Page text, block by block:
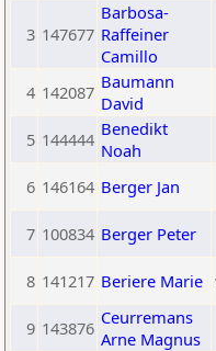
3 147677
Barbosa-
Raffeiner
Camillo
4 142087 Baumann
David
5 144444 Benedikt
Noah
6 146164 Berger Jan
7 100834 Berger Peter
8 141217 Beriere Marie
9 143876 Ceurremans
Arne Magnus